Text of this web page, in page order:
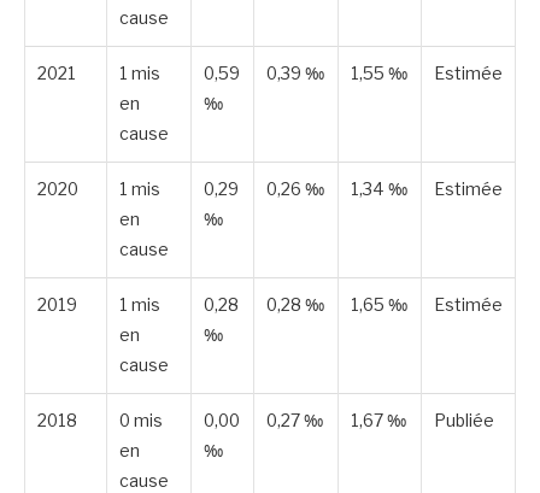
cause
2021
1 mis
en
cause
0,59
‰
0,39 ‰ 1,55 ‰ Estimée
2020
1 mis
en
cause
0,29
‰
0,26 ‰ 1,34 ‰ Estimée
2019
1 mis
en
cause
0,28
‰
0,28 ‰ 1,65 ‰ Estimée
2018
0 mis
en
cause
0,00
‰
0,27 ‰ 1,67 ‰ Publiée